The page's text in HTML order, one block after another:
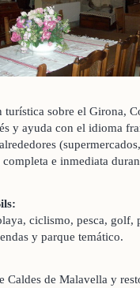
turística sobre el Girona,
y ayuda con el idioma
completa e inmediata
ciclismo, pesca, golf,
y parque temático.
Caldes de Malavella y